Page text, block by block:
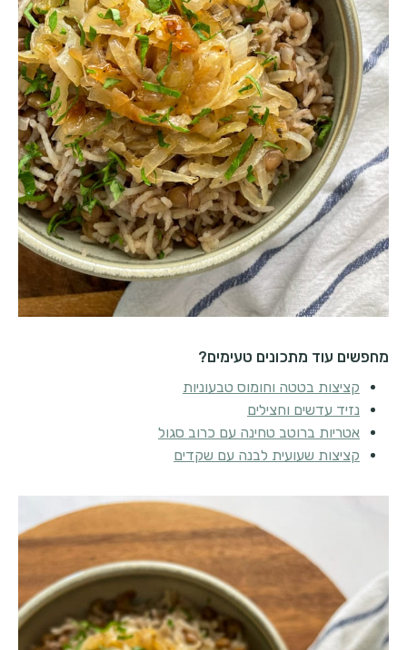
מחפשים עוד מתכונים טעימים?
קציצות בטטה וחומוס טבעוניות
נזיד עדשים וחצילים
אטריות ברוטב טחינה עם כרוב סגול
קציצות שעועית לבנה עם שקדים